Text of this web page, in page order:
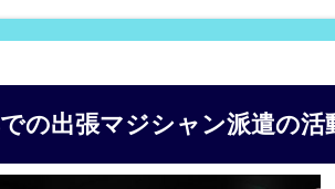
の出張マジシャン派遣の活